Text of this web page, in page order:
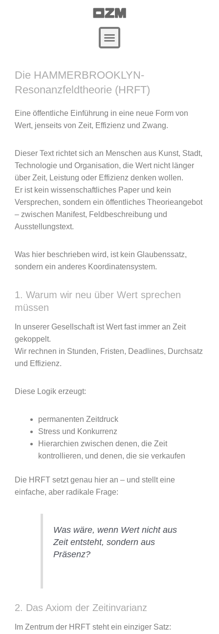
Die HAMMERBROOKLYN-
Resonanzfeldtheorie (HRFT)
Eine öffentliche Einführung in eine neue Form von
Wert, jenseits von Zeit, Effizienz und Zwang.
Dieser Text richtet sich an Menschen aus Kunst, Stadt,
Technologie und Organisation, die Wert nicht länger
über Zeit, Leistung oder Effizienz denken wollen.
Er ist kein wissenschaftliches Paper und kein
Versprechen, sondern ein öffentliches Theorieangebot
– zwischen Manifest, Feldbeschreibung und
Ausstellungstext.
Was hier beschrieben wird, ist kein Glaubenssatz,
sondern ein anderes Koordinatensystem.
1. Warum wir neu über Wert sprechen
müssen
In unserer Gesellschaft ist Wert fast immer an Zeit
gekoppelt.
Wir rechnen in Stunden, Fristen, Deadlines, Durchsatz
und Effizienz.
Diese Logik erzeugt:
permanenten Zeitdruck
Stress und Konkurrenz
Hierarchien zwischen denen, die Zeit
kontrollieren, und denen, die sie verkaufen
Die HRFT setzt genau hier an – und stellt eine
einfache, aber radikale Frage:
Was wäre, wenn Wert nicht aus
Zeit entsteht, sondern aus
Präsenz?
2. Das Axiom der Zeitinvarianz
Im Zentrum der HRFT steht ein einziger Satz: